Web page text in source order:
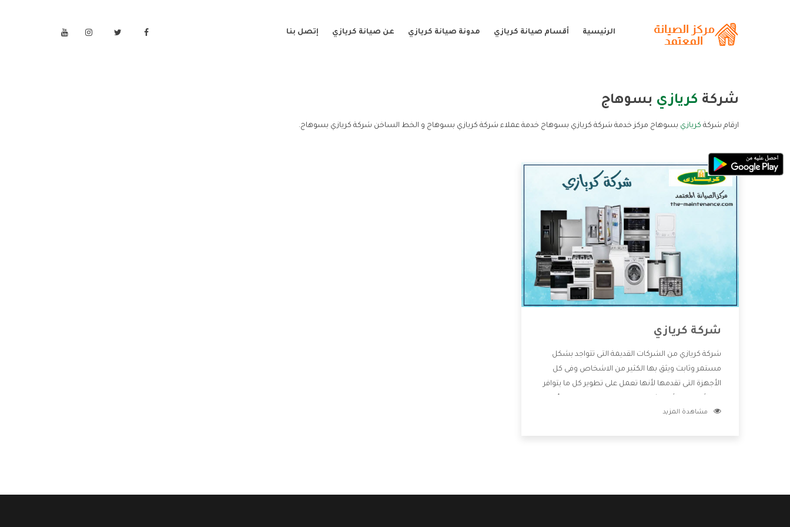
الرئيسية أقسام صيانة كريازي مدونة صيانة كريازي عن صيانة كريازي إتصل بنا
شركة كريازي بسوهاج
ارقام شركة كريازي بسوهاج مركز خدمة شركة كريازي بسوهاج خدمة عملاء شركة كريازي بسوهاج و الخط الساخن شركة كريازي بسوهاج.
شركة كريازي
شركة كريازي من الشركات القديمة التى تتواجد بشكل
مستمر وثابت ويثق بها الكثير من الاشخاص وفى كل
الأجهزة التى تقدمها لأنها تعمل على تطوير كل ما يتوافر
خدمات ما بعد البيع مع المنتجات وتقدم للعملاء أقوى
مشاهدة المزيد